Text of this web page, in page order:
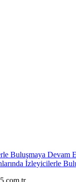
İzleyicilerle